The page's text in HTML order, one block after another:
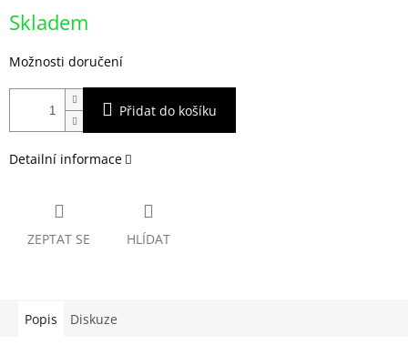
cena:
Skladem
Možnosti doručení
Přidat do košíku
Detailní informace
ZEPTAT SE HLÍDAT
Popis Diskuze